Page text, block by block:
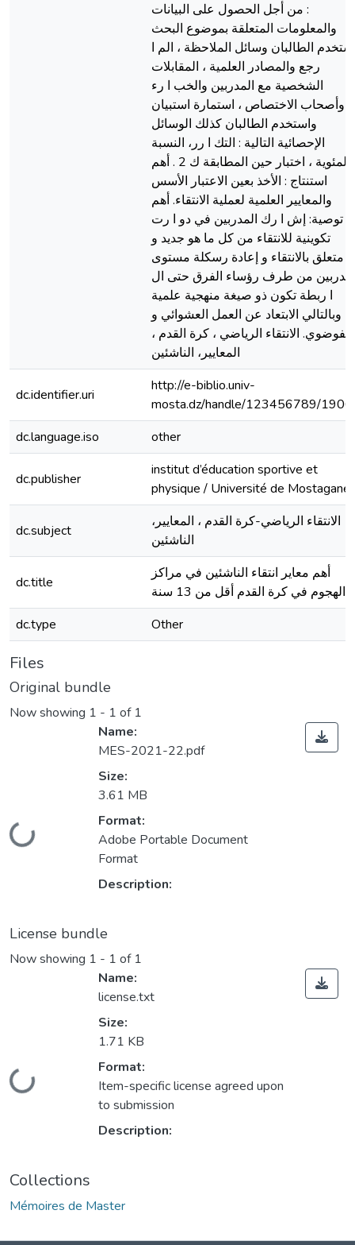
: من أجل الحصول على البيانات
والمعلومات المتعلقة بموضوع البحث
الطالبان وسائل الملاحظة ، الم ا
رجع والمصادر العلمية ، المقابلات
الشخصية مع المدربين والخب ا رء
وأصحاب الاختصاص ، استمارة استبيان
واستخدم الطالبان كذلك الوسائل
الإحصائية التالية : التك ا رر، النسبة
المئوية ، اختبار حين المطابقة ك 2 . أهم
استنتاج : الأخذ بعين الاعتبار الأسس
والمعايير العلمية لعملية الانتقاء. أهم
توصية: إش ا رك المدربين في دو ا رت
تكوينية للانتقاء من كل ما هو جديد و
متعلق بالانتقاء و إعادة رسكلة مستوى
من طرف رؤساء الفرق حتى ال
ا ربطة تكون ذو صيغة منهجية علمية
وبالتالي الابتعاد عن العمل العشوائي و
الفوضوي. الانتقاء الرياضي ، كرة القدم ،
المعايير، الناشئين
dc.identifier.uri
http://e-biblio.univ-
mosta.dz/handle/123456789/
dc.language.iso
other
dc.publisher
institut d’éducation sportive et
physique / Université de
dc.subject
الانتقاء الرياضي-كرة القدم ، المعايير،
الناشئين
dc.title
أهم معاير انتقاء الناشئين في مراكز
الهجوم في كرة القدم أقل من 13 سنة
dc.type
Other
Files
Original bundle
Now showing 1 - 1 of 1
Loading...
Name:
MES-2021-22.pdf
Size:
3.61 MB
Format:
Adobe Portable Document
Format
Description:
License bundle
Now showing 1 - 1 of 1
Loading...
Name:
license.txt
Size:
1.71 KB
Format:
Item-specific license agreed upon
to submission
Description:
Collections
Mémoires de Master